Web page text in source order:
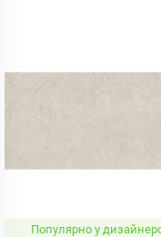
Популярно у